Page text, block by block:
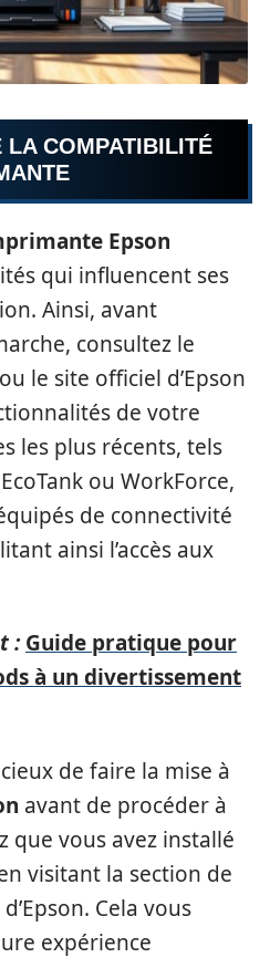
LA COMPATIBILITÉ
Epson
qui influencent ses
Ainsi, avant
consultez le
le site officiel d’Epson
de votre
les plus récents, tels
ou WorkForce,
de connectivité
ainsi l’accès aux
: Guide pratique pour
à un divertissement
de faire la mise à
avant de procéder à
que vous avez installé
visitant la section de
Cela vous
expérience